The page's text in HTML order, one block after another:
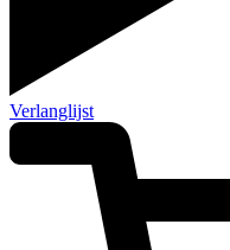
Verlanglijst